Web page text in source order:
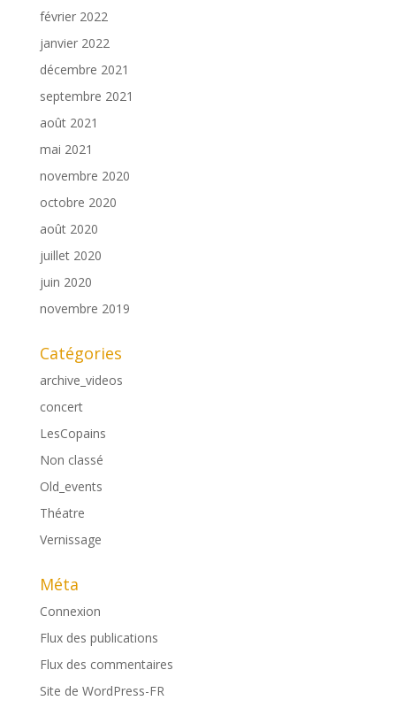
février 2022
janvier 2022
décembre 2021
septembre 2021
août 2021
mai 2021
novembre 2020
octobre 2020
août 2020
juillet 2020
juin 2020
novembre 2019
Catégories
archive_videos
concert
LesCopains
Non classé
Old_events
Théatre
Vernissage
Méta
Connexion
Flux des publications
Flux des commentaires
Site de WordPress-FR